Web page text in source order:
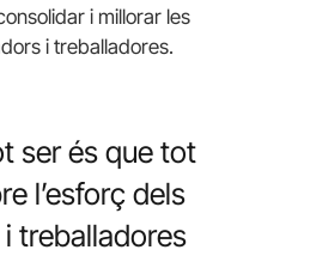
i millorar les
i treballadores.
ser és que tot
l’esforç dels
treballadores